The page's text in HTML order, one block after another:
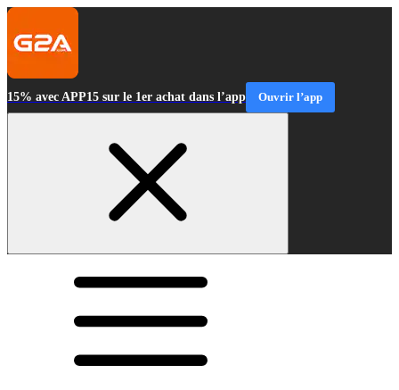
15% avec APP15 sur le 1er achat dans l’app Ouvrir l’app